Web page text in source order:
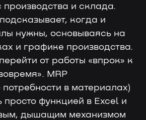
и склада.
когда и
нужны, основываясь на
и графике производства.
от работы «впрок» к
MRP
в материалах)
просто функцией в Excel и
дышащим механизмом
экспертов
окупаемость
в бизнес